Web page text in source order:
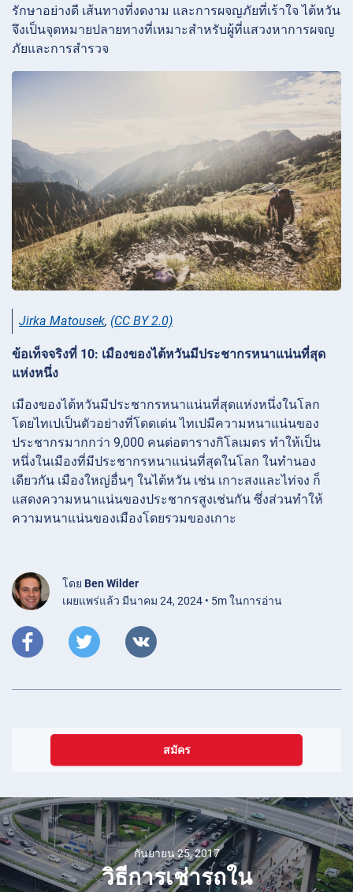
รักษาอย่างดี เส้นทางที่งดงาม และการผจญภัยที่เร้าใจ ไต้หวัน
จึงเป็นจุดหมายปลายทางที่เหมาะสำหรับผู้ที่แสวงหาการผจญ
ภัยและการสำรวจ
Jirka Matousek, (CC BY 2.0)
ข้อเท็จจริงที่ 10: เมืองของไต้หวันมีประชากรหนาแน่นที่สุด
แห่งหนึ่ง
เมืองของไต้หวันมีประชากรหนาแน่นที่สุดแห่งหนึ่งในโลก
โดยไทเปเป็นตัวอย่างที่โดดเด่น ไทเปมีความหนาแน่นของ
ประชากรมากกว่า 9,000 คนต่อตารางกิโลเมตร ทำให้เป็น
หนึ่งในเมืองที่มีประชากรหนาแน่นที่สุดในโลก ในทำนอง
เดียวกัน เมืองใหญ่อื่นๆ ในไต้หวัน เช่น เกาะสงและไท่จง ก็
แสดงความหนาแน่นของประชากรสูงเช่นกัน ซึ่งส่วนทำให้
ความหนาแน่นของเมืองโดยรวมของเกาะ
โดย Ben Wilder
เผยแพร่แล้ว มีนาคม 24, 2024 • 5m ในการอ่าน
สมัคร
กันยายน 25, 2017
วิธีการเช่ารถใน